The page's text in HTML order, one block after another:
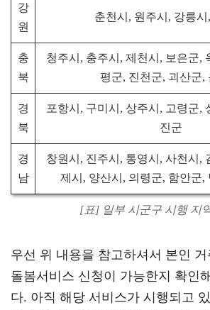
강
원
춘천시, 원주시, 강릉
충
북
청주시, 충주시, 제천시, 보은군,
평군, 진천군, 괴산군,
경
북
포항시, 구미시, 상주시, 고령군,
진군
경
남
창원시, 진주시, 통영시, 사천시,
제시, 양산시, 의령군, 함안군,
[표] 일부 시군구 시행 지
우선 위 내용을 참고하셔서 본인
돌봄서비스 신청이 가능한지 확인
다. 아직 해당 서비스가 시행되고